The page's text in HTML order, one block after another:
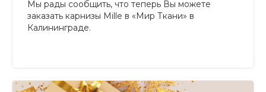
Мы рады сообщить, что теперь Вы можете
заказать карнизы Mille в «Мир Ткани» в
Калининграде.